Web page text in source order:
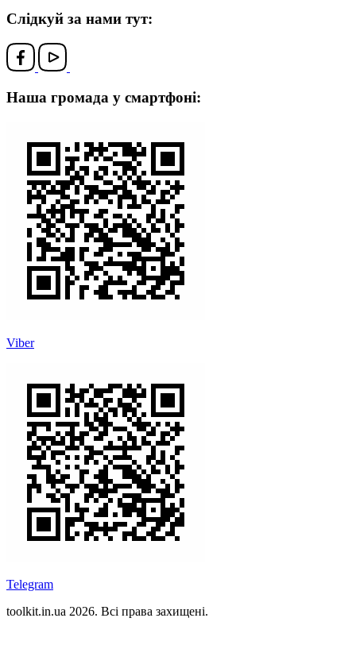
Слідкуй за нами тут:
Наша громада у смартфоні:
Viber
Telegram
toolkit.in.ua 2026. Всі права захищені.